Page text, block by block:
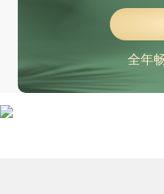
湖北一果园密密麻麻
99米，北京最高摩天
全年